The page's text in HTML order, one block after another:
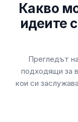
Какво
идеите
Прегледът
подходящи за
кои си